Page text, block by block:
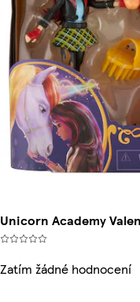
Unicorn Academy
Zatím žádné hodnocení